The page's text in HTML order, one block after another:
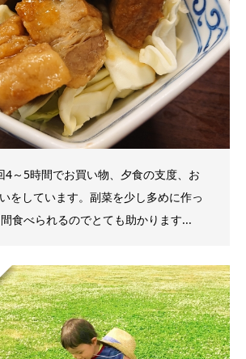
4～5時間でお買い物、夕食の支度、お
をしています。副菜を少し多めに作っ
食べられるのでとても助かります...